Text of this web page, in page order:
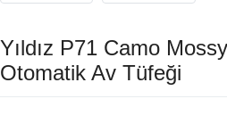
Yıldız P71 Camo
Otomatik Av Tüfeği